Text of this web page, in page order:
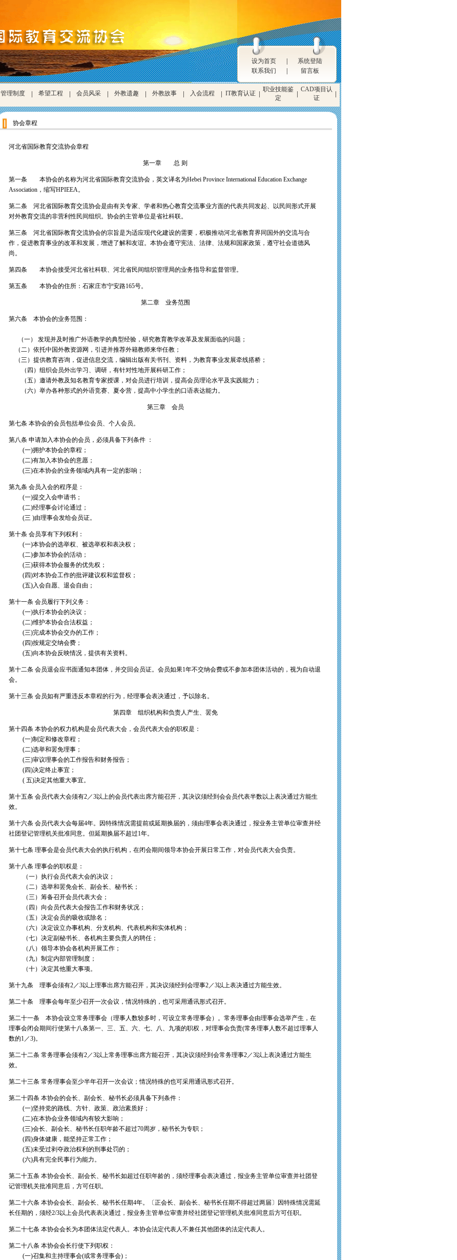
设为首页
系统登陆
联系我们
留言板
管理制度 | 希望工程 | 会员风采 | 外教遗趣 | 外教故事 | 入会流程 | IT教育认证 |
职业技能鉴
定
|
CAD项目认
证
|
协会章程
河北省国际教育交流协会章程
第一章 总 则
第一条 本协会的名称为河北省国际教育交流协会，英文译名为Hebei Province International Education Exchange
Association，缩写HPIEEA。
第二条 河北省国际教育交流协会是由有关专家、学者和热心教育交流事业方面的代表共同发起、以民间形式开展
对外教育交流的非营利性民间组织。协会的主管单位是省社科联。
第三条 河北省国际教育交流协会的宗旨是为适应现代化建设的需要，积极推动河北省教育界同国外的交流与合
作，促进教育事业的改革和发展，增进了解和友谊。本协会遵守宪法、法律、法规和国家政策，遵守社会道德风
尚。
第四条 本协会接受河北省社科联、河北省民间组织管理局的业务指导和监督管理。
第五条 本协会的住所：石家庄市宁安路165号。
第二章 业务范围
第六条 本协会的业务范围：
（一） 发现并及时推广外语教学的典型经验，研究教育教学改革及发展面临的问题；
（二）依托中国外教资源网，引进并推荐外籍教师来华任教；
（三）提供教育咨询，促进信息交流，编辑出版有关书刊、资料，为教育事业发展牵线搭桥；
（四）组织会员外出学习、调研，有针对性地开展科研工作；
（五）邀请外教及知名教育专家授课，对会员进行培训，提高会员理论水平及实践能力；
（六）举办各种形式的外语竞赛、夏令营，提高中小学生的口语表达能力。
第三章 会员
第七条 本协会的会员包括单位会员、个人会员。
第八条 申请加入本协会的会员，必须具备下列条件 ：
(一)拥护本协会的章程；
(二)有加入本协会的意愿；
(三)在本协会的业务领域内具有一定的影响；
第九条 会员入会的程序是：
(一)提交入会申请书；
(二)经理事会讨论通过；
(三 )由理事会发给会员证。
第十条 会员享有下列权利：
(一)本协会的选举权、被选举权和表决权；
(二)参加本协会的活动；
(三)获得本协会服务的优先权；
(四)对本协会工作的批评建议权和监督权；
(五)入会自愿、退会自由；
第十一条 会员履行下列义务：
(一)执行本协会的决议；
(二)维护本协会合法权益；
(三)完成本协会交办的工作；
(四)按规定交纳会费；
(五)向本协会反映情况，提供有关资料。
第十二条 会员退会应书面通知本团体，并交回会员证。会员如果1年不交纳会费或不参加本团体活动的，视为自动退
会。
第十三条 会员如有严重违反本章程的行为，经理事会表决通过，予以除名。
第四章 组织机构和负责人产生、罢免
第十四条 本协会的权力机构是会员代表大会，会员代表大会的职权是：
(一)制定和修改章程；
(二)选举和罢免理事；
(三)审议理事会的工作报告和财务报告；
(四)决定终止事宜；
( 五)决定其他重大事宜。
第十五条 会员代表大会须有2／3以上的会员代表出席方能召开，其决议须经到会会员代表半数以上表决通过方能生
效。
第十六条 会员代表大会每届4年。因特殊情况需提前或延期换届的，须由理事会表决通过，报业务主管单位审查并经
社团登记管理机关批准同意。但延期换届不超过1年。
第十七条 理事会是会员代表大会的执行机构，在闭会期间领导本协会开展日常工作，对会员代表大会负责。
第十八条 理事会的职权是：
（一）执行会员代表大会的决议；
（二）选举和罢免会长、副会长、秘书长；
（三）筹备召开会员代表大会；
（四）向会员代表大会报告工作和财务状况；
（五）决定会员的吸收或除名；
（六）决定设立办事机构、分支机构、代表机构和实体机构；
（七）决定副秘书长、各机构主要负责人的聘任；
（八）领导本协会各机构开展工作；
（九）制定内部管理制度；
（十）决定其他重大事项。
第十九条 理事会须有2／3以上理事出席方能召开，其决议须经到会理事2／3以上表决通过方能生效。
第二十条 理事会每年至少召开一次会议，情况特殊的，也可采用通讯形式召开。
第二十一条 本协会设立常务理事会（理事人数较多时，可设立常务理事会）。常务理事会由理事会选举产生，在
理事会闭会期间行使第十八条第一、三、五、六、七、八、九项的职权，对理事会负责(常务理事人数不超过理事人
数的1／3)。
第二十二条 常务理事会须有2／3以上常务理事出席方能召开，其决议须经到会常务理事2／3以上表决通过方能生
效。
第二十三条 常务理事会至少半年召开一次会议；情况特殊的也可采用通讯形式召开。
第二十四条 本协会的会长、副会长、秘书长必须具备下列条件：
(一)坚持党的路线、方针、政策、政治素质好；
(二)在本协会业务领域内有较大影响；
(三)会长、副会长、秘书长任职年龄不超过70周岁，秘书长为专职；
(四)身体健康，能坚持正常工作；
(五)未受过剥夺政治权利的刑事处罚的；
(六)具有完全民事行为能力。
第二十五条 本协会会长、副会长、秘书长如超过任职年龄的，须经理事会表决通过，报业务主管单位审查并社团登
记管理机关批准同意后，方可任职。
第二十六条 本协会会长、副会长、秘书长任期4年。〔正会长、副会长、秘书长任期不得超过两届〕因特殊情况需延
长任期的，须经2/3以上会员代表表决通过，报业务主管单位审查并经社团登记管理机关批准同意后方可任职。
第二十七条 本协会会长为本团体法定代表人。本协会法定代表人不兼任其他团体的法定代表人。
第二十八条 本协会会长行使下列职权：
(一)召集和主持理事会(或常务理事会)；